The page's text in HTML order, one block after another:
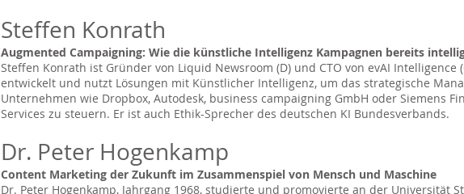
Steffen Konrath
Augmented Campaigning: Wie die künstliche Intelligenz Kampagnen bereits
Steffen Konrath ist Gründer von Liquid Newsroom (D) und CTO von evAI Intelligence
entwickelt und nutzt Lösungen mit Künstlicher Intelligenz, um das strategische
Unternehmen wie Dropbox, Autodesk, business campaigning GmbH oder Siemens
Services zu steuern. Er ist auch Ethik-Sprecher des deutschen KI Bundesverbands.
Dr. Peter Hogenkamp
Content Marketing der Zukunft im Zusammenspiel von Mensch und Maschine
Dr. Peter Hogenkamp, Jahrgang 1968, studierte und promovierte an der Universität